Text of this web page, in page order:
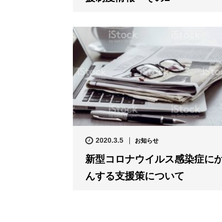
2020.3.5 お知らせ
新型コロナウイルス感染症に
んする支援策について